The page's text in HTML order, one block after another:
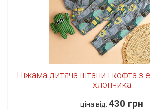
Піжама дитяча штани і кофта з
хлопчика
ціна від: 430 грн